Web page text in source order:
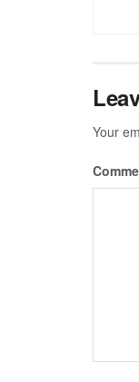
Your